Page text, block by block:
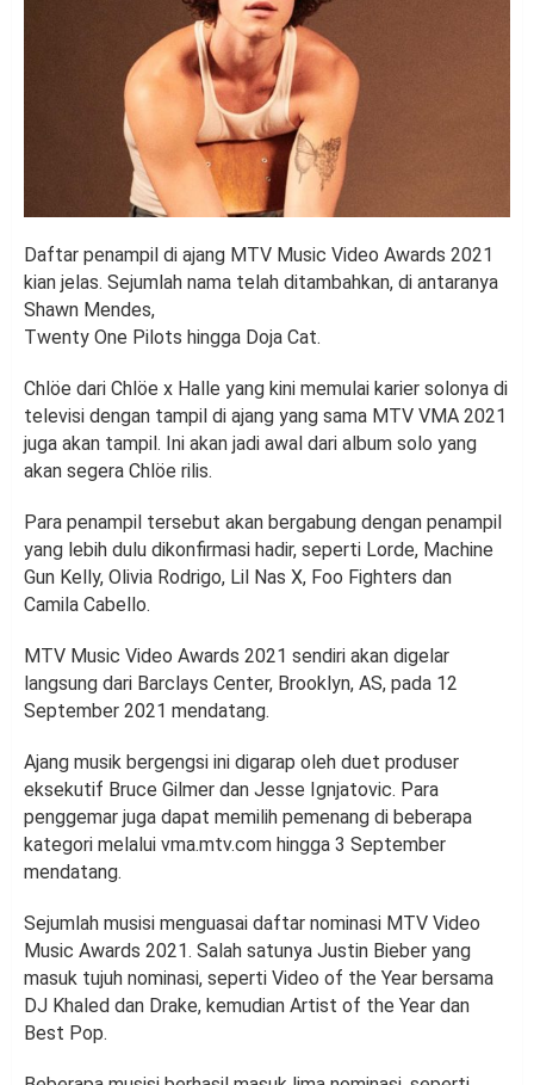
Daftar penampil di ajang MTV Music Video Awards 2021
kian jelas. Sejumlah nama telah ditambahkan, di antaranya
Shawn Mendes,
Twenty One Pilots hingga Doja Cat.
Chlöe dari Chlöe x Halle yang kini memulai karier solonya di
televisi dengan tampil di ajang yang sama MTV VMA 2021
juga akan tampil. Ini akan jadi awal dari album solo yang
akan segera Chlöe rilis.
Para penampil tersebut akan bergabung dengan penampil
yang lebih dulu dikonfirmasi hadir, seperti Lorde, Machine
Gun Kelly, Olivia Rodrigo, Lil Nas X, Foo Fighters dan
Camila Cabello.
MTV Music Video Awards 2021 sendiri akan digelar
langsung dari Barclays Center, Brooklyn, AS, pada 12
September 2021 mendatang.
Ajang musik bergengsi ini digarap oleh duet produser
eksekutif Bruce Gilmer dan Jesse Ignjatovic. Para
penggemar juga dapat memilih pemenang di beberapa
kategori melalui vma.mtv.com hingga 3 September
mendatang.
Sejumlah musisi menguasai daftar nominasi MTV Video
Music Awards 2021. Salah satunya Justin Bieber yang
masuk tujuh nominasi, seperti Video of the Year bersama
DJ Khaled dan Drake, kemudian Artist of the Year dan
Best Pop.